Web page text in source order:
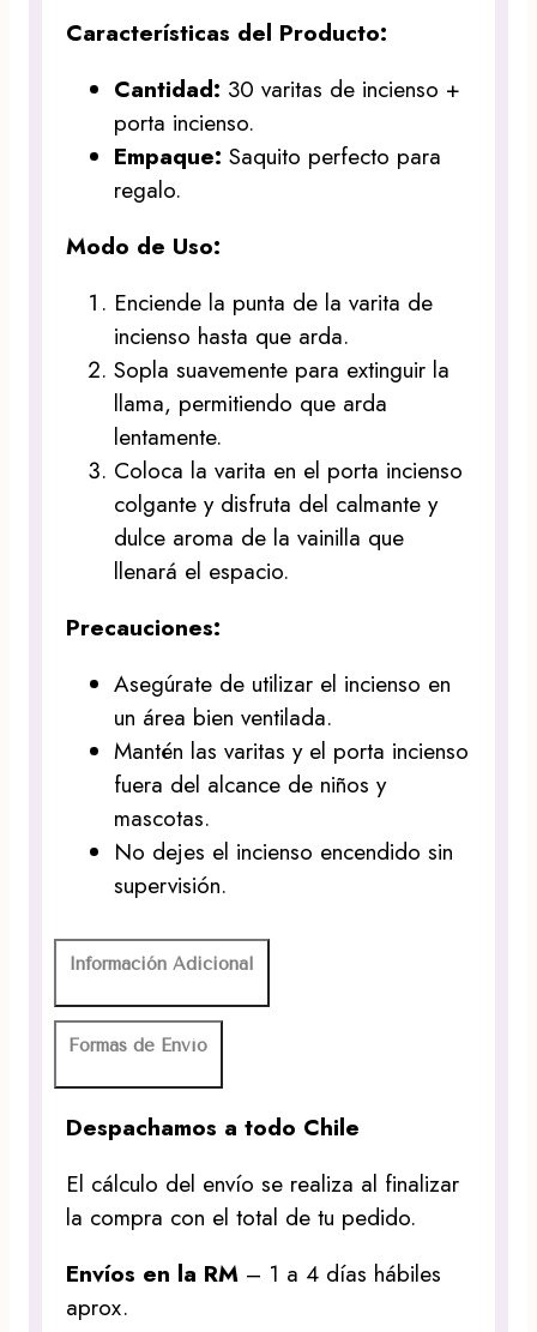
Características del Producto:
Cantidad: 30 varitas de incienso +
porta incienso.
Empaque: Saquito perfecto para
regalo.
Modo de Uso:
Enciende la punta de la varita de
incienso hasta que arda.
Sopla suavemente para extinguir la
llama, permitiendo que arda
lentamente.
Coloca la varita en el porta incienso
colgante y disfruta del calmante y
dulce aroma de la vainilla que
llenará el espacio.
Precauciones:
Asegúrate de utilizar el incienso en
un área bien ventilada.
Mantén las varitas y el porta incienso
fuera del alcance de niños y
mascotas.
No dejes el incienso encendido sin
supervisión.
Información Adicional
Formas de Envío
Despachamos a todo Chile
El cálculo del envío se realiza al finalizar
la compra con el total de tu pedido.
Envíos en la RM – 1 a 4 días hábiles
aprox.